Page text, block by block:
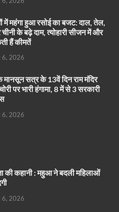
में महंगा हुआ रसोई का बजट: दाल, तेल,
के बढ़े दाम, त्योहारी सीजन में और
हैं कीमतें
6, 2026
सत्र के 13वें दिन राम मंदिर
पर भारी हंगामा, 8 में से 3 सरकारी
6, 2026
की कहानी : महुआ ने बदली महिलाओं
6, 2026